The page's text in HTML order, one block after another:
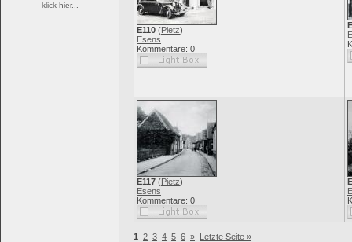
klick hier...
E110 (Pietz)
Esens
Kommentare: 0
E117 (Pietz)
Esens
Kommentare: 0
1 2 3 4 5 6 » Letzte Seite »